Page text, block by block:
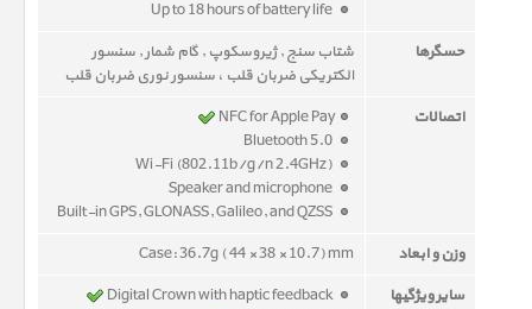
حسگرها
شتاب سنج , ژیروسکوپ , گام شمار , سنسور
الکتریکی ضربان قلب ، سنسور نوری ضربان قلب
اتصالات
NFC for Apple Pay
وزن و ابعاد
Case: 36.7g ( 44 × 38 × 10.7) mm
سایر ویژگیها